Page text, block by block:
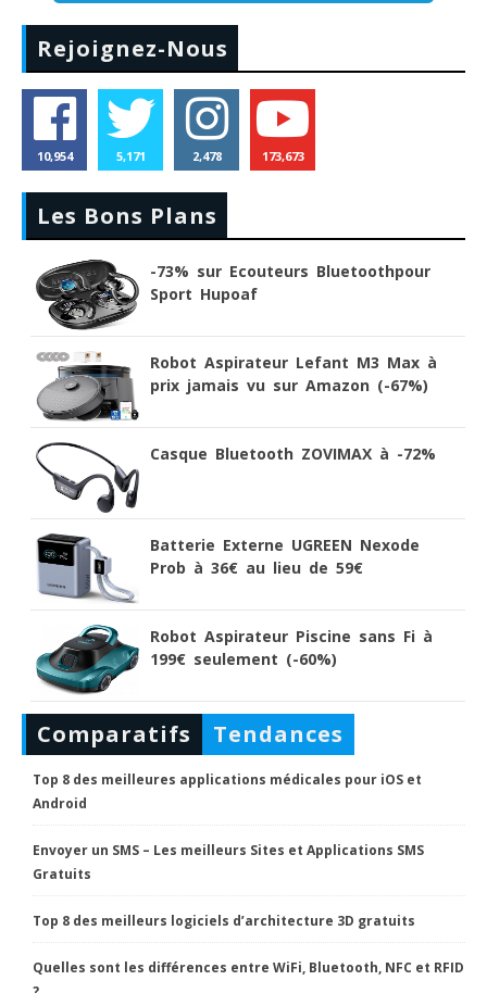
Rejoignez-Nous
10,954 5,171 2,478 173,673
Les Bons Plans
-73% sur Ecouteurs Bluetoothpour
Sport Hupoaf
Robot Aspirateur Lefant M3 Max à
prix jamais vu sur Amazon (-67%)
Casque Bluetooth ZOVIMAX à -72%
Batterie Externe UGREEN Nexode
Prob à 36€ au lieu de 59€
Robot Aspirateur Piscine sans Fi à
199€ seulement (-60%)
Comparatifs Tendances
Top 8 des meilleures applications médicales pour iOS et
Android
Envoyer un SMS – Les meilleurs Sites et Applications SMS
Gratuits
Top 8 des meilleurs logiciels d’architecture 3D gratuits
Quelles sont les différences entre WiFi, Bluetooth, NFC et RFID